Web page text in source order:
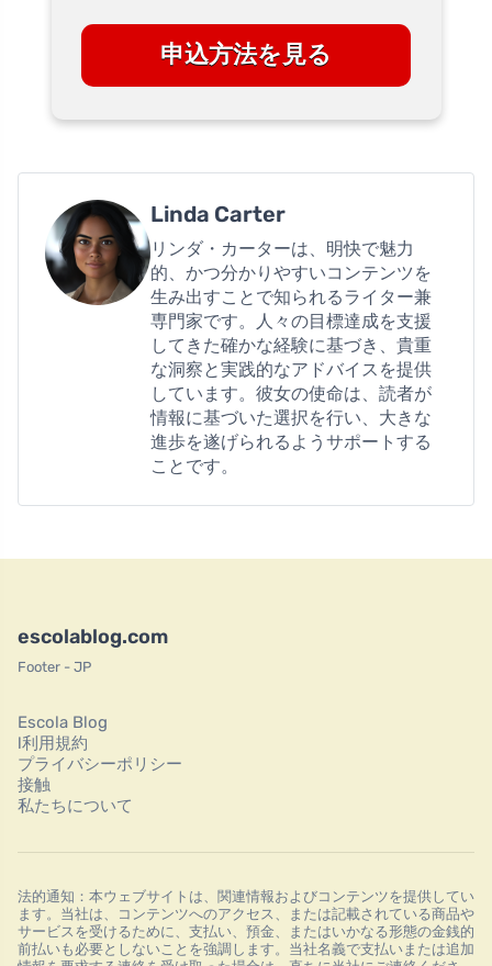
申込方法を見る
Linda Carter
リンダ・カーターは、明快で魅力
的、かつ分かりやすいコンテンツを
生み出すことで知られるライター兼
専門家です。人々の目標達成を支援
してきた確かな経験に基づき、貴重
な洞察と実践的なアドバイスを提供
しています。彼女の使命は、読者が
情報に基づいた選択を行い、大きな
進歩を遂げられるようサポートする
ことです。
escolablog.com
Footer - JP
Escola Blog
l利用規約
プライバシーポリシー
接触
私たちについて
法的通知：本ウェブサイトは、関連情報およびコンテンツを提供してい
ます。当社は、コンテンツへのアクセス、または記載されている商品や
サービスを受けるために、支払い、預金、またはいかなる形態の金銭的
前払いも必要としないことを強調します。当社名義で支払いまたは追加